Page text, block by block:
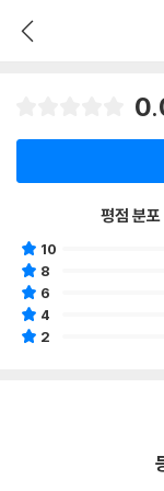
평점 분포
10
8
6
4
2